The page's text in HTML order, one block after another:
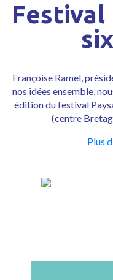
Festival
Françoise Ramel,
nos idées ensemble,
édition du festival
(centre
Plus